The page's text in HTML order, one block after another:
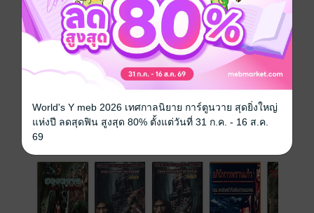
ประเภทไฟล์ pdf, epub(สารบัญ)
วันที่วางขาย 16 กันยายน 2567
ความยาว 22 หน้า (≈ 4,560 คำ)
ราคาปก 39 บาท
เรื่องที่คุณน่าจะสนใจ
World's Y meb 2026 เทศกาลนิยาย การ์ตูนวาย สุดยิ่งใหญ่
แห่งปี ลดสุดฟิน สูงสุด 80% ตั้งแต่วันที่ 31 ก.ค. - 16 ส.ค.
69